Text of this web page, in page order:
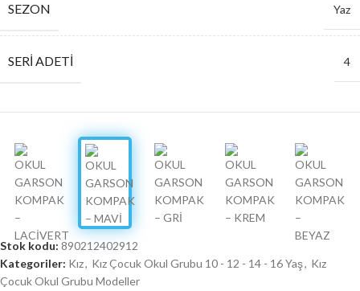
SEZON Yaz
SERI ADETI 4
Stok kodu: 890212402912
Kategoriler: Kız, Kız Çocuk Okul Grubu 10 - 12 - 14 - 16 Yaş, Kız
Çocuk Okul Grubu Modeller